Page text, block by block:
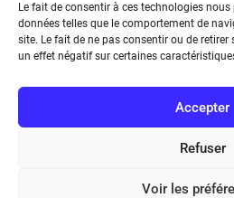
Le fait de consentir à ces technologies
données telles que le comportement de
site. Le fait de ne pas consentir ou de
un effet négatif sur certaines
Accepter
Refuser
Voir les
Mentions légales
Contact